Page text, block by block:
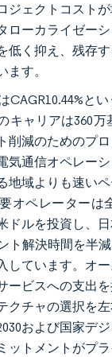
ジェクトコスト
ローカライゼー
低く抑え、残存
ます。
CAGR10.44%と
キャリアは360万
削減のためのプ
気通信オペレー
地域よりも速い
オペレーターは
ドルを投資し、
ト解決時間を半
しています。オ
ービスへの支出
クチャの選択を
および国家デ
ットメントがプ